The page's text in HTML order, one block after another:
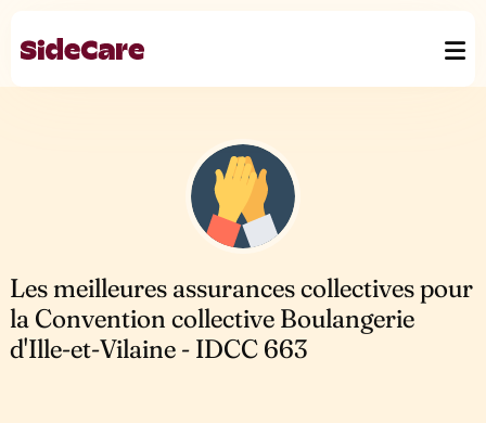
Les meilleures assurances collectives pour
la Convention collective Boulangerie
d'Ille-et-Vilaine - IDCC 663